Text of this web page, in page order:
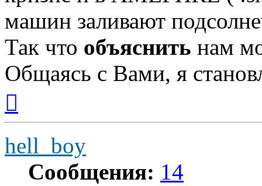
машин заливают
Так что объяснить нам
Общаясь с Вами, я
началу
hell_boy
Сообщения: 14